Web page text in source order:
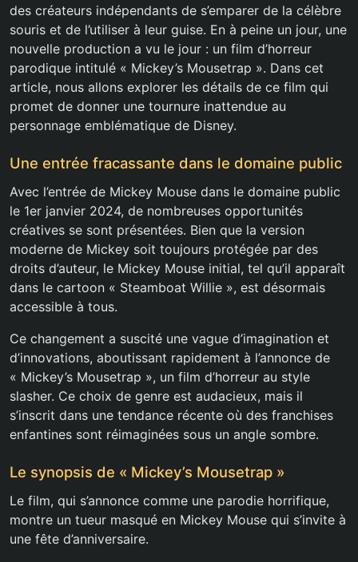
des créateurs indépendants de s’emparer de la célèbre
souris et de l’utiliser à leur guise. En à peine un jour, une
nouvelle production a vu le jour : un film d’horreur
parodique intitulé « Mickey’s Mousetrap ». Dans cet
article, nous allons explorer les détails de ce film qui
promet de donner une tournure inattendue au
personnage emblématique de Disney.
Une entrée fracassante dans le domaine public
Avec l’entrée de Mickey Mouse dans le domaine public
le 1er janvier 2024, de nombreuses opportunités
créatives se sont présentées. Bien que la version
moderne de Mickey soit toujours protégée par des
droits d’auteur, le Mickey Mouse initial, tel qu’il apparaît
dans le cartoon « Steamboat Willie », est désormais
accessible à tous.
Ce changement a suscité une vague d’imagination et
d’innovations, aboutissant rapidement à l’annonce de
« Mickey’s Mousetrap », un film d’horreur au style
slasher. Ce choix de genre est audacieux, mais il
s’inscrit dans une tendance récente où des franchises
enfantines sont réimaginées sous un angle sombre.
Le synopsis de « Mickey’s Mousetrap »
Le film, qui s’annonce comme une parodie horrifique,
montre un tueur masqué en Mickey Mouse qui s’invite à
une fête d’anniversaire.